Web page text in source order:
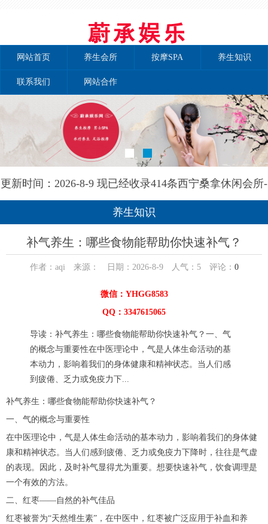
网站首页 养生会所 按摩SPA 养生知识
联系我们 网站合作
更新时间：2026-8-9 现已经收录414条西宁桑拿休闲会所-
西宁康靓园养生网信息
养生知识
补气养生：哪些食物能帮助你快速补气？
作者：aqi 来源： 日期：2026-8-9 人气： 5评论： 0
微信：YHGG8583
QQ：3347615065
导读：补气养生：哪些食物能帮助你快速补气？一、气
的概念与重要性在中医理论中，气是人体生命活动的基
本动力，影响着我们的身体健康和精神状态。当人们感
到疲倦、乏力或免疫力下...
补气养生：哪些食物能帮助你快速补气？
一、气的概念与重要性
在中医理论中，气是人体生命活动的基本动力，影响着我们的身体健
康和精神状态。当人们感到疲倦、乏力或免疫力下降时，往往是气虚
的表现。因此，及时补气显得尤为重要。想要快速补气，饮食调理是
一个有效的方法。
二、红枣——自然的补气佳品
红枣被誉为“天然维生素”，在中医中，红枣被广泛应用于补血和养